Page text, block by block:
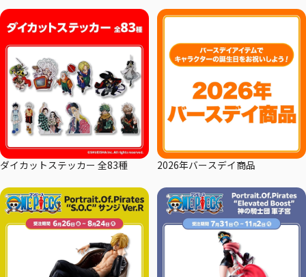
ダイカットステッカー 全83種 2026年バースデイ商品